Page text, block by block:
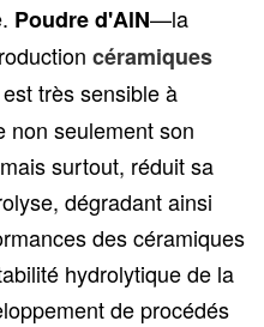
Poudre d'AlN—la
céramiques
très sensible à
non seulement son
surtout, réduit sa
dégradant ainsi
des céramiques
hydrolytique de la
de procédés